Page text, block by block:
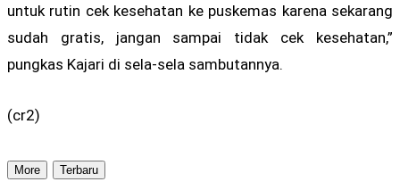
untuk rutin cek kesehatan ke puskemas karena sekarang
sudah gratis, jangan sampai tidak cek kesehatan,”
pungkas Kajari di sela-sela sambutannya.
(cr2)
More Terbaru